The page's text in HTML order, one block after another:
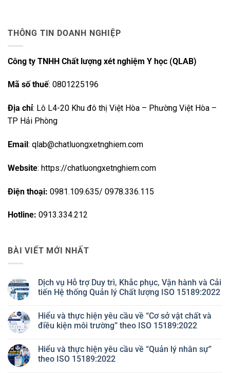
THÔNG TIN DOANH NGHIỆP
Công ty TNHH Chất lượng xét nghiệm Y học (QLAB)
Mã số thuế: 0801225196
Địa chỉ: Lô L4-20 Khu đô thị Việt Hòa – Phường Việt Hòa –
TP Hải Phòng
Email: qlab@chatluongxetnghiem.com
Website: https://chatluongxetnghiem.com
Điện thoại: 0981.109.635/ 0978.336.115
Hotline: 0913.334.212
BÀI VIẾT MỚI NHẤT
Dịch vụ Hỗ trợ Duy trì, Khắc phục, Vận hành và Cải
tiến Hệ thống Quản lý Chất lượng ISO 15189:2022
bình
luận
ở
Hỗ
trợ
Duy
Hiểu và thực hiện yêu cầu về “Cơ sở vật chất và
điều kiện môi trường” theo ISO 15189:2022
bình
luận
ở
Hiểu và thực hiện yêu cầu về “Quản lý nhân sự”
theo ISO 15189:2022